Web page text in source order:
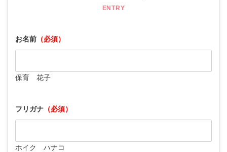
ENTRY
お名前 （必須）
保育 花子
フリガナ （必須）
ホイク ハナコ